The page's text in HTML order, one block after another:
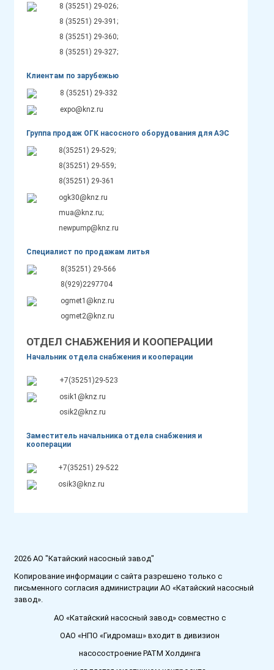
8 (35251) 29-026;
8 (35251) 29-391;
8 (35251) 29-360;
8 (35251) 29-327;
Клиентам по зарубежью
8 (35251) 29-332
expo@knz.ru
Группа продаж ОГК насосного оборудования для АЭС
8(35251) 29-529;
8(35251) 29-559;
8(35251) 29-361
ogk30@knz.ru
mua@knz.ru;
newpump@knz.ru
Специалист по продажам литья
8(35251) 29-566
8(929)2297704
ogmet1@knz.ru
ogmet2@knz.ru
ОТДЕЛ СНАБЖЕНИЯ И КООПЕРАЦИИ
Начальник отдела снабжения и кооперации
+7(35251)29-523
osik1@knz.ru
osik2@knz.ru
Заместитель начальника отдела снабжения и
кооперации
+7(35251) 29-522
osik3@knz.ru
2026 АО "Катайский насосный завод"
Копирование информации с сайта разрешено только с
письменного согласия администрации АО «Катайский насосный
завод».
АО «Катайский насосный завод» совместно с
ОАО «НПО «Гидромаш» входит в дивизион
насосостроение РАТМ Холдинга